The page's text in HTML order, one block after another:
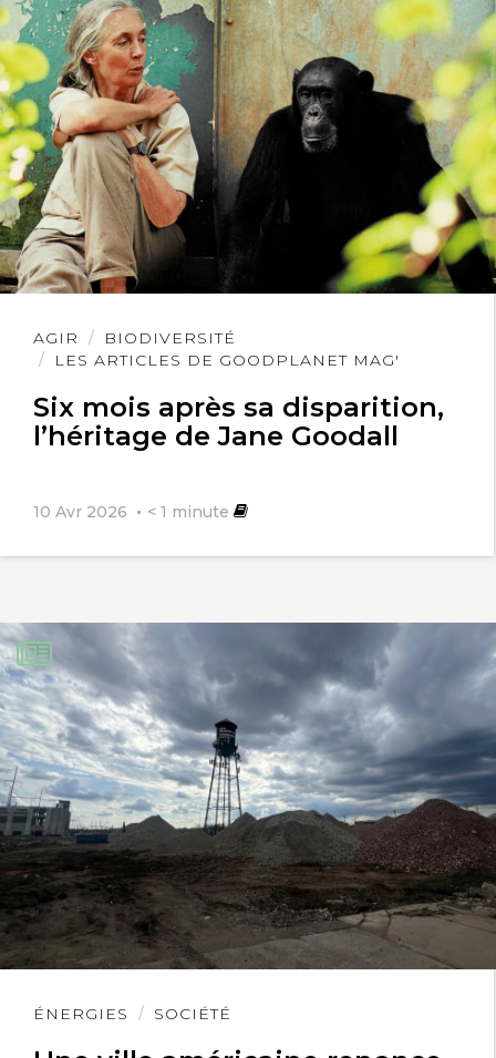
avons rectifié.
Bien à vous
AGIR
BIODIVERSITÉ
LES ARTICLES DE GOODPLANET MAG'
Six mois après sa disparition,
l’héritage de Jane Goodall
10 Avr 2026 < 1 minute
Lire
l'article
ÉNERGIES SOCIÉTÉ
Lire